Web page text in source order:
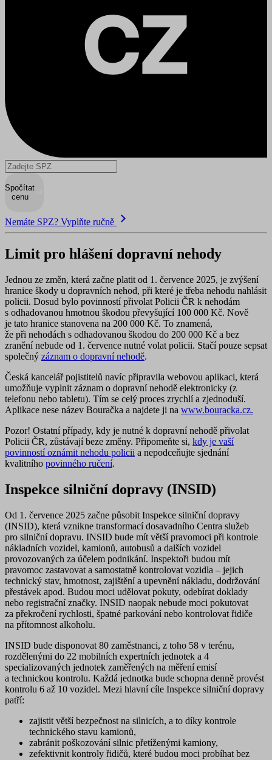
Spočítat
cenu
Nemáte SPZ? Vyplňte ručně
Limit pro hlášení dopravní nehody
Jednou ze změn, která začne platit od 1. července 2025, je zvýšení
hranice škody u dopravních nehod, při které je třeba nehodu nahlásit
policii. Dosud bylo povinností přivolat Policii ČR k nehodám
s odhadovanou hmotnou škodou převyšující 100 000 Kč. Nově
je tato hranice stanovena na 200 000 Kč. To znamená,
že při nehodách s odhadovanou škodou do 200 000 Kč a bez
zranění nebude od 1. července nutné volat policii. Stačí pouze sepsat
společný záznam o dopravní nehodě.
Česká kancelář pojistitelů navíc připravila webovou aplikaci, která
umožňuje vyplnit záznam o dopravní nehodě elektronicky (z
telefonu nebo tabletu). Tím se celý proces zrychlí a zjednoduší.
Aplikace nese název Bouračka a najdete ji na www.bouracka.cz.
Pozor! Ostatní případy, kdy je nutné k dopravní nehodě přivolat
Policii ČR, zůstávají beze změny. Připomeňte si, kdy je vaší
povinností oznámit nehodu policii a nepodceňujte sjednání
kvalitního povinného ručení.
Inspekce silniční dopravy (INSID)
Od 1. července 2025 začne působit Inspekce silniční dopravy
(INSID), která vznikne transformací dosavadního Centra služeb
pro silniční dopravu. INSID bude mít větší pravomoci při kontrole
nákladních vozidel, kamionů, autobusů a dalších vozidel
provozovaných za účelem podnikání. Inspektoři budou mít
pravomoc zastavovat a samostatně kontrolovat vozidla – jejich
technický stav, hmotnost, zajištění a upevnění nákladu, dodržování
přestávek apod. Budou moci udělovat pokuty, odebírat doklady
nebo registrační značky. INSID naopak nebude moci pokutovat
za překročení rychlosti, špatné parkování nebo kontrolovat řidiče
na přítomnost alkoholu.
INSID bude disponovat 80 zaměstnanci, z toho 58 v terénu,
rozdělenými do 22 mobilních expertních jednotek a 4
specializovaných jednotek zaměřených na měření emisí
a technickou kontrolu. Každá jednotka bude schopna denně provést
kontrolu 6 až 10 vozidel. Mezi hlavní cíle Inspekce silniční dopravy
patří:
zajistit větší bezpečnost na silnicích, a to díky kontrole
technického stavu kamionů,
zabránit poškozování silnic přetíženými kamiony,
zefektivnit kontroly řidičů, které budou moci probíhat bez